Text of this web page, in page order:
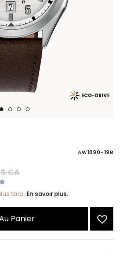
AW1890-19B
de
CAà
tard. En savoir plus.
Panier